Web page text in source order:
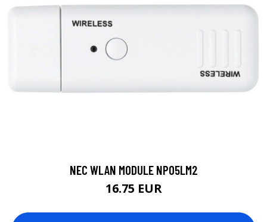
NEC WLAN MODULE NP05LM2
16.75 EUR